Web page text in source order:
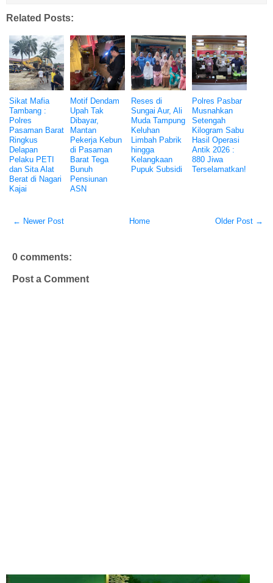
Related Posts:
Sikat Mafia
Tambang :
Polres
Pasaman Barat
Ringkus
Delapan
Pelaku PETI
dan Sita Alat
Berat di Nagari
Kajai
Motif Dendam
Upah Tak
Dibayar,
Mantan
Pekerja Kebun
di Pasaman
Barat Tega
Bunuh
Pensiunan
ASN
Reses di
Sungai Aur, Ali
Muda Tampung
Keluhan
Limbah Pabrik
hingga
Kelangkaan
Pupuk Subsidi
Polres Pasbar
Musnahkan
Setengah
Kilogram Sabu
Hasil Operasi
Antik 2026 :
880 Jiwa
Terselamatkan!
← Newer Post Older Post →
Home
0 comments:
Post a Comment